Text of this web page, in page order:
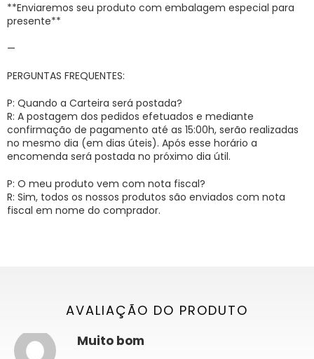
**Enviaremos seu produto com embalagem especial para
presente**
—
PERGUNTAS FREQUENTES:
P: Quando a Carteira será postada?
R: A postagem dos pedidos efetuados e mediante
confirmação de pagamento até as 15:00h, serão realizadas
no mesmo dia (em dias úteis). Após esse horário a
encomenda será postada no próximo dia útil.
P: O meu produto vem com nota fiscal?
R: Sim, todos os nossos produtos são enviados com nota
fiscal em nome do comprador.
AVALIAÇÃO DO PRODUTO
Muito bom